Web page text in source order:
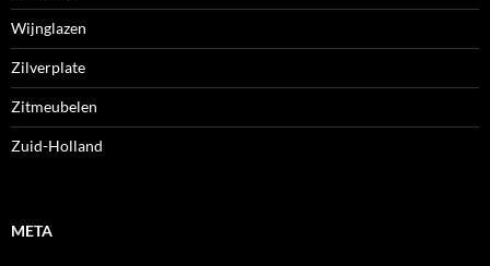
Wijnglazen
Zilverplate
Zitmeubelen
Zuid-Holland
META